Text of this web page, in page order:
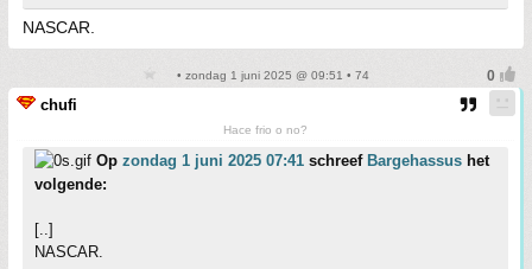
NASCAR.
• zondag 1 juni 2025 @ 09:51 • 74
chufi
Hace frio o no?
Op zondag 1 juni 2025 07:41 schreef Bargehassus het
volgende:
[..]
NASCAR.